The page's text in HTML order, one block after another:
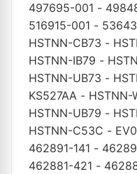
497695-001 -
516915-001 -
HSTNN-CB73 -
HSTNN-IB79 -
HSTNN-UB73 -
KS527AA - HSTNN-
HSTNN-UB79 -
HSTNN-C53C -
462891-141 -
462881-421 -